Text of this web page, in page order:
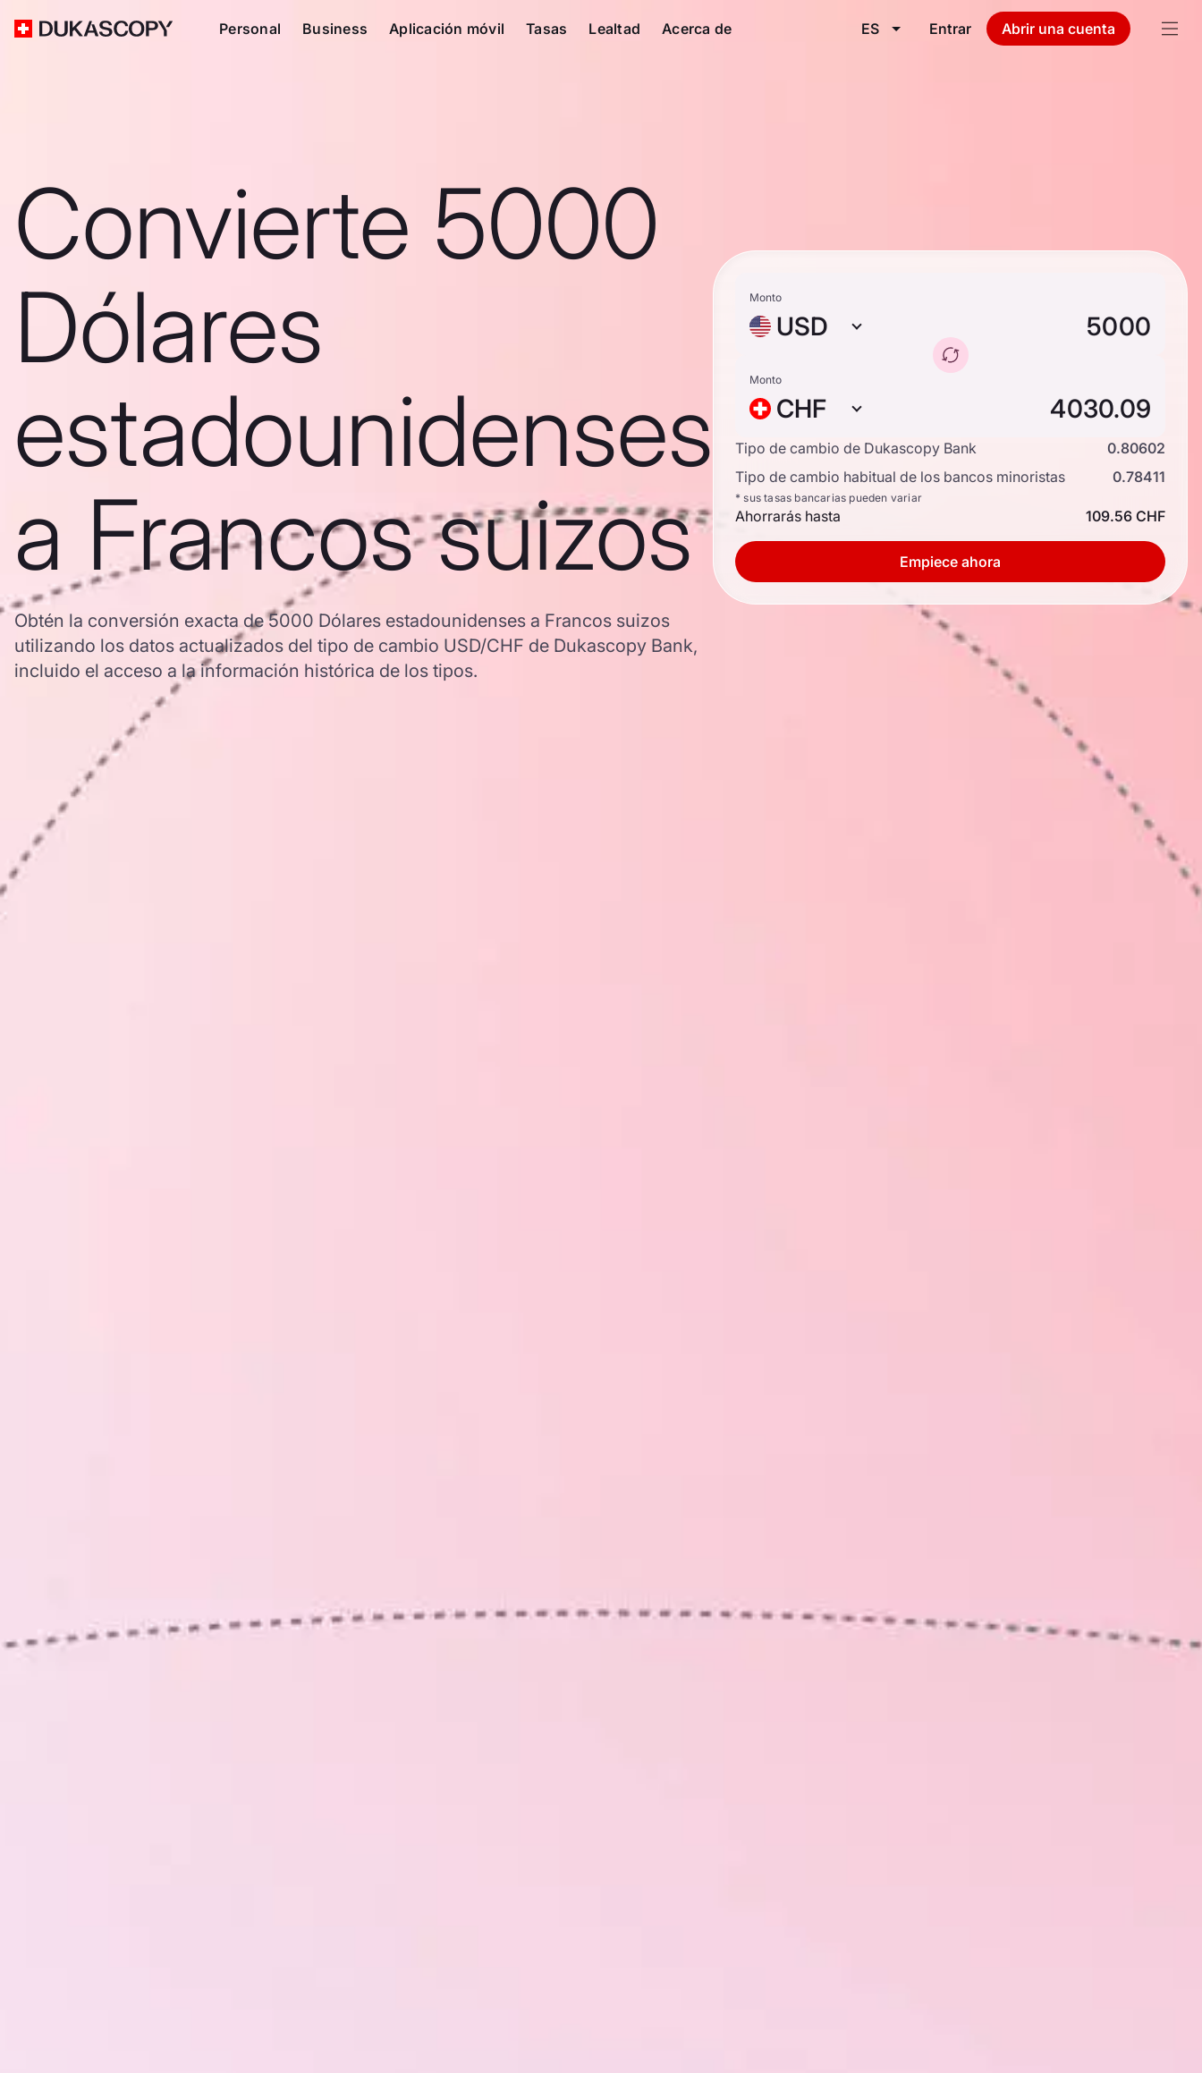
Personal Business Aplicación móvil Tasas Lealtad Acerca de ES Entrar Abrir una cuenta
Convierte 5000
Dólares
estadounidenses
a Francos suizos
Obtén la conversión exacta de 5000 Dólares estadounidenses a Francos suizos
utilizando los datos actualizados del tipo de cambio USD/CHF de Dukascopy Bank,
incluido el acceso a la información histórica de los tipos.
Monto
USD
Monto
CHF
Tipo de cambio de Dukascopy Bank
0.80602
Tipo de cambio habitual de los bancos minoristas
0.78411
* sus tasas bancarias pueden variar
Ahorrarás hasta 109.56 CHF
Empiece ahora